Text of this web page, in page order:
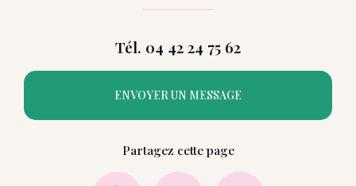
Tél. 04 42 24 75 62
ENVOYER UN MESSAGE
Partagez cette page
Facebook